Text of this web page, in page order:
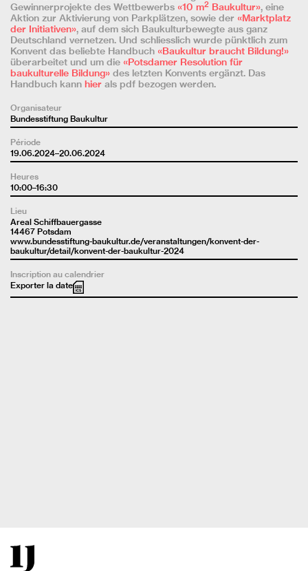
Gewinnerprojekte des Wettbewerbs «10 m2 Baukultur», eine
Aktion zur Aktivierung von Parkplätzen, sowie der «Marktplatz
der Initiativen», auf dem sich Baukulturbewegte aus ganz
Deutschland vernetzen. Und schliesslich wurde pünktlich zum
Konvent das beliebte Handbuch «Baukultur braucht Bildung!»
überarbeitet und um die «Potsdamer Resolution für
baukulturelle Bildung» des letzten Konvents ergänzt. Das
Handbuch kann hier als pdf bezogen werden.
Organisateur
Bundesstiftung Baukultur
Période
19.06.2024–20.06.2024
Heures
10:00–16:30
Lieu
Areal Schiffbauergasse
14467 Potsdam
www.bundesstiftung-baukultur.de/veranstaltungen/konvent-der-
baukultur/detail/konvent-der-baukultur-2024
Inscription au calendrier
Exporter la date